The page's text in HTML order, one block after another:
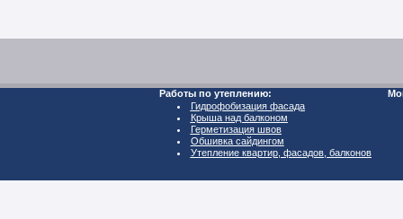
Работы по утеплению:
Гидрофобизация фасада
Крыша над балконом
Герметизация швов
Обшивка сайдингом
Утепление квартир, фасадов, балконов